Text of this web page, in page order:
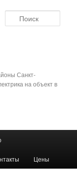
Санкт-
на объект в
Цены